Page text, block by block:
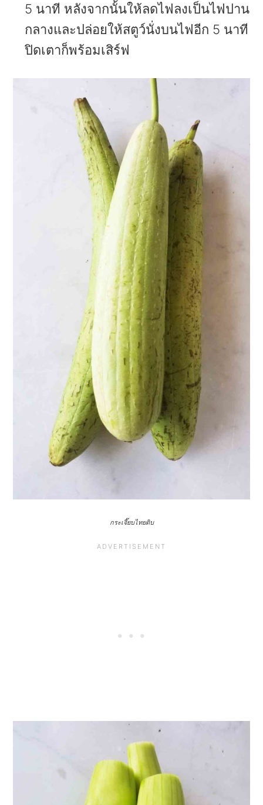
5 นาที หลังจากนั้นให้ลดไฟลงเป็นไฟปาน
กลางและปล่อยให้สตูว์นั่งบนไฟอีก 5 นาที
ปิดเตาก็พร้อมเสิร์ฟ
กระเจี๊ยบไทยดิบ